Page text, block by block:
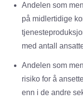
Andelen som
på midlertidige
med antall
Andelen som
risiko for å
enn i de andre